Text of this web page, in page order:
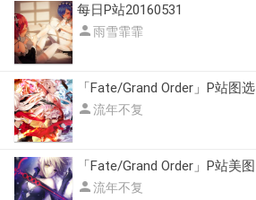
每日P站20160531
雨雪霏霏
「Fate/Grand Order」P站图选
流年不复
「Fate/Grand Order」P站美图
流年不复